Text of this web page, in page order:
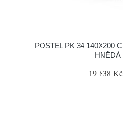
POSTEL PK 34 140X200
HNĚDÁ
19 838 Kč